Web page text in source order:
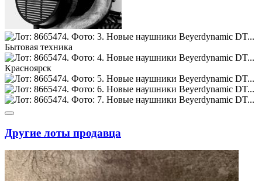
Другие лоты продавца